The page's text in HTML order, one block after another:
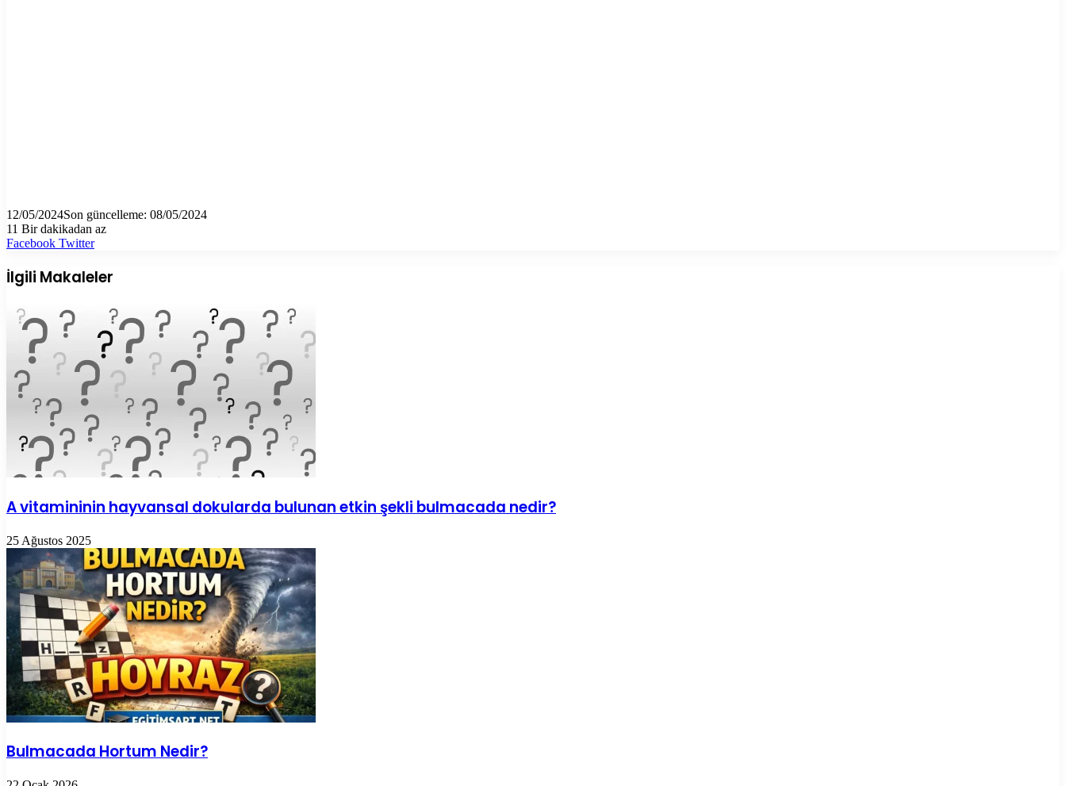
12/05/2024Son güncelleme: 08/05/2024
11 Bir dakikadan az
Facebook TwitterLinkedIn
Tumblr
Pinterest
Reddit
VKontakte
E-
ile
paylaş
Yazdır
İlgili Makaleler
A vitamininin hayvansal dokularda bulunan etkin şekli bulmacada nedir?
25 Ağustos 2025
Bulmacada Hortum Nedir?